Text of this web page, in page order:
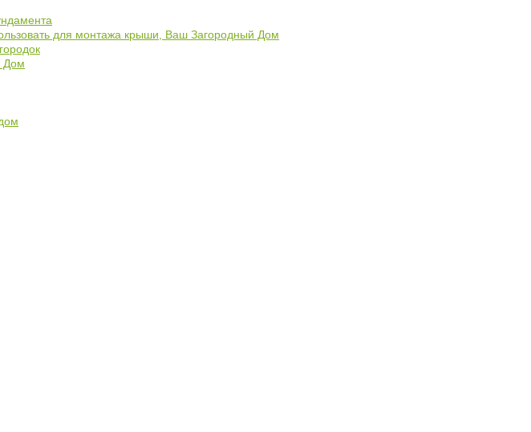
для монтажа крыши, Ваш Загородный Дом
Дом